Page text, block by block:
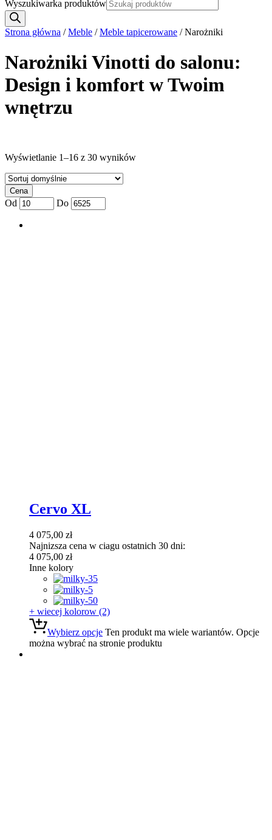
Wyszukiwarka produktów
Strona główna /Meble /Meble tapicerowane / Narożniki
Narożniki Vinotti do salonu:
Design i komfort w Twoim
wnętrzu
Wyświetlanie 1–16 z 30 wyników
Cena
Od Do
Cervo XL
4 075,00 zł
Najnizsza cena w ciagu ostatnich 30 dni:
4 075,00 zł
Inne kolory
+ wiecej kolorow (2)
Wybierz opcje Ten produkt ma wiele wariantów. Opcje
można wybrać na stronie produktu